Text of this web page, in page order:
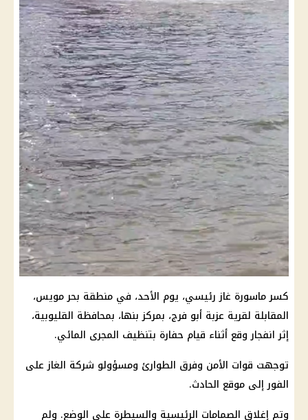
كسر ماسورة غاز رئيسي، يوم الأحد، في منطقة بحر مويس،
المقابلة لقرية عزبة أبو فرج، بمركز بنها، بمحافظة القليوبية،
إثر انفجار وقع أثناء قيام حفارة بتنظيف المجرى المائي.
توجهت قوات الأمن وفرق الطوارئ ومسؤولو شركة الغاز على
الفور إلى موقع الحادث.
وتم إغلاق الصمامات الرئيسية والسيطرة على الوضع. ولم